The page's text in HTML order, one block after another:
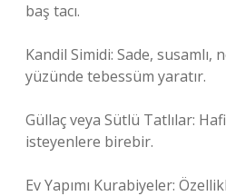
baş tacı.
Kandil Simidi: Sade, susamlı,
yüzünde tebessüm yaratır.
Güllaç veya Sütlü Tatlılar:
isteyenlere birebir.
Ev Yapımı Kurabiyeler: